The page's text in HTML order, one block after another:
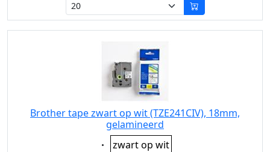
Brother tape zwart op wit (TZE241CIV), 18mm,
gelamineerd
Eigenschaft:
zwart op wit